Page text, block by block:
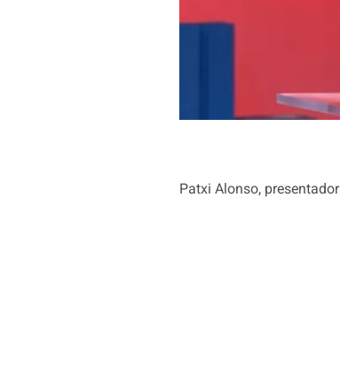
Patxi Alonso,